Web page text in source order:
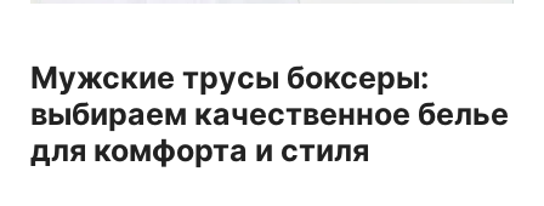
Мужские трусы боксеры:
выбираем качественное белье
для комфорта и стиля